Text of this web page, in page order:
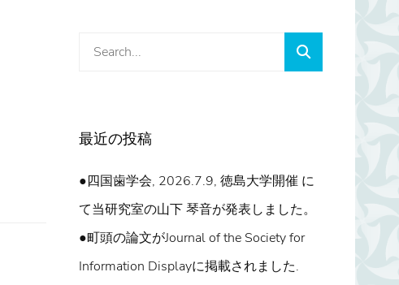
最近の投稿
●四国歯学会, 2026.7.9, 徳島大学開催 に
て当研究室の山下 琴音が発表しました。
●町頭の論文がJournal of the Society for
Information Displayに掲載されました.